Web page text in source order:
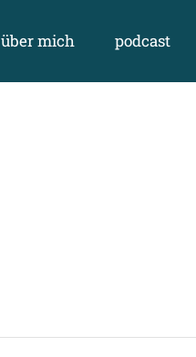
über mich podcast